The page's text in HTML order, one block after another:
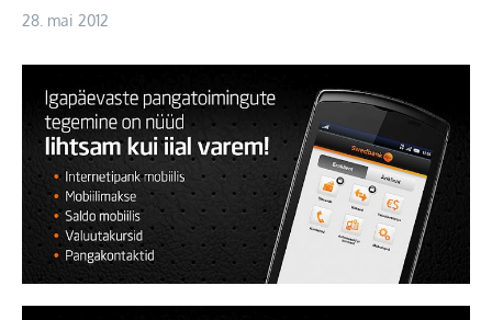
28. mai 2012